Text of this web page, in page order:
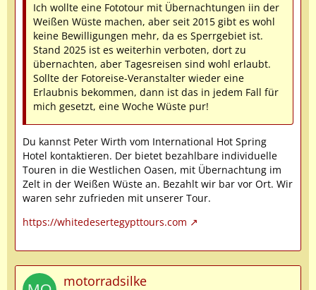
Ich wollte eine Fototour mit Übernachtungen iin der
Weißen Wüste machen, aber seit 2015 gibt es wohl
keine Bewilligungen mehr, da es Sperrgebiet ist.
Stand 2025 ist es weiterhin verboten, dort zu
übernachten, aber Tagesreisen sind wohl erlaubt.
Sollte der Fotoreise-Veranstalter wieder eine
Erlaubnis bekommen, dann ist das in jedem Fall für
mich gesetzt, eine Woche Wüste pur!
Du kannst Peter Wirth vom International Hot Spring
Hotel kontaktieren. Der bietet bezahlbare individuelle
Touren in die Westlichen Oasen, mit Übernachtung im
Zelt in der Weißen Wüste an. Bezahlt wir bar vor Ort. Wir
waren sehr zufrieden mit unserer Tour.
https://whitedesertegypttours.com
motorradsilke